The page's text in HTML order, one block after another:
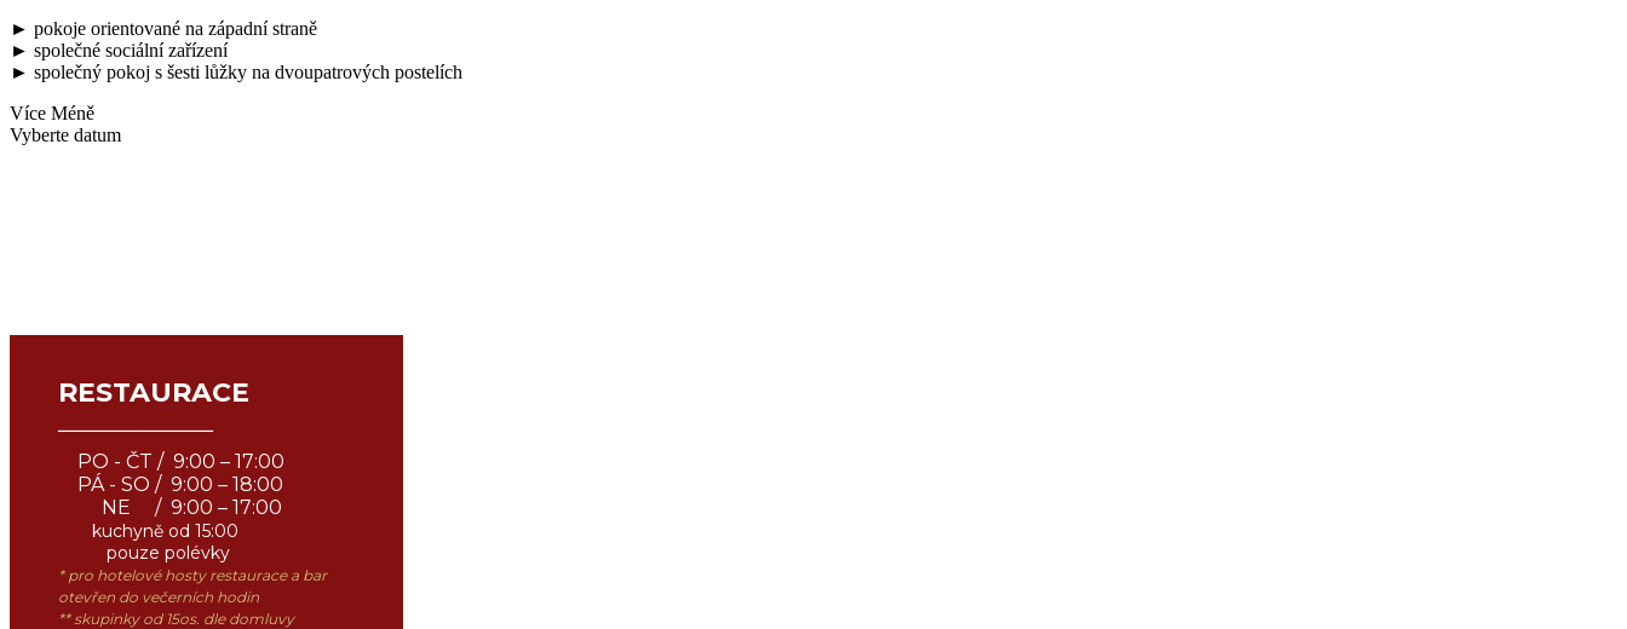
► pokoje orientované na západní straně
► společné sociální zařízení
► společný pokoj s šesti lůžky na dvoupatrových postelích
Více Méně
Vyberte datum
RESTAURACE
¯¯¯¯¯¯¯¯¯¯¯¯¯¯¯¯
PO - ČT / 9:00 – 17:00
PÁ - SO / 9:00 – 18:00
NE / 9:00 – 17:00
kuchyně od 15:00
pouze polévky
* pro hotelové hosty restaurace a bar
otevřen do večerních hodin
** skupinky od 15os. dle domluvy